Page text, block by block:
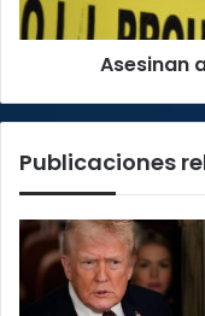
Asesinan
Publicaciones